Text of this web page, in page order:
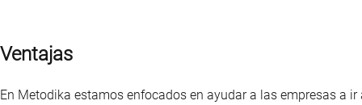
Ventajas
En Metodika estamos enfocados en ayudar a las empresas a ir